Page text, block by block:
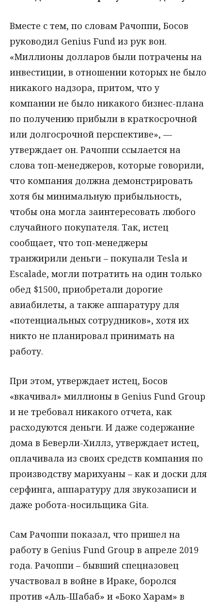
Вместе с тем, по словам Рачоппи, Босов
руководил Genius Fund из рук вон.
«Миллионы долларов были потрачены на
инвестиции, в отношении которых не было
никакого надзора, притом, что у
компании не было никакого бизнес-плана
по получению прибыли в краткосрочной
или долгосрочной перспективе», —
утверждает он. Рачоппи ссылается на
слова топ-менеджеров, которые говорили,
что компания должна демонстрировать
хотя бы минимальную прибыльность,
чтобы она могла заинтересовать любого
случайного покупателя. Так, истец
сообщает, что топ-менеджеры
транжирили деньги – покупали Tesla и
Escalade, могли потратить на один только
обед $1500, приобретали дорогие
авиабилеты, а также аппаратуру для
«потенциальных сотрудников», хотя их
никто не планировал принимать на
работу.
При этом, утверждает истец, Босов
«вкачивал» миллионы в Genius Fund Group
и не требовал никакого отчета, как
расходуются деньги. И даже содержание
дома в Беверли-Хиллз, утверждает истец,
оплачивала из своих средств компания по
производству марихуаны – как и доски для
серфинга, аппаратуру для звукозаписи и
даже робота-носильщика Gita.
Сам Рачоппи показал, что пришел на
работу в Genius Fund Group в апреле 2019
года. Рачоппи – бывший спецназовец
участвовал в войне в Ираке, боролся
против «Аль-Шабаб» и «Боко Харам» в